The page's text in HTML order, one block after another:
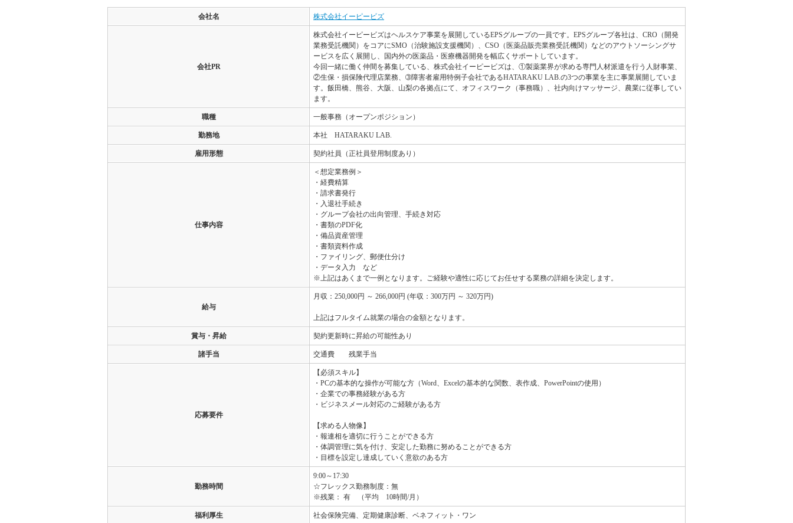
会社名 株式会社イーピービズ
会社PR
株式会社イーピービズはヘルスケア事業を展開しているEPSグループの一員です。EPSグループ各社は、CRO（開発
業務受託機関）をコアにSMO（治験施設支援機関）、CSO（医薬品販売業務受託機関）などのアウトソーシングサ
ービスを広く展開し、国内外の医薬品・医療機器開発を幅広くサポートしています。
今回一緒に働く仲間を募集している、株式会社イーピービズは、①製薬業界が求める専門人材派遣を行う人財事業、
②生保・損保険代理店業務、➂障害者雇用特例子会社であるHATARAKU LAB.の3つの事業を主に事業展開していま
す。飯田橋、熊谷、大阪、山梨の各拠点にて、オフィスワーク（事務職）、社内向けマッサージ、農業に従事してい
ます。
職種 一般事務（オープンポジション）
勤務地 本社 HATARAKU LAB.
雇用形態 契約社員（正社員登用制度あり）
仕事内容
＜想定業務例＞
・経費精算
・請求書発行
・入退社手続き
・グループ会社の出向管理、手続き対応
・書類のPDF化
・備品資産管理
・書類資料作成
・ファイリング、郵便仕分け
・データ入力 など
※上記はあくまで一例となります。ご経験や適性に応じてお任せする業務の詳細を決定します。
給与
月収：250,000円 ～ 266,000円 (年収：300万円 ～ 320万円)
上記はフルタイム就業の場合の金額となります。
賞与・昇給 契約更新時に昇給の可能性あり
諸手当 交通費 残業手当
応募要件
【必須スキル】
・PCの基本的な操作が可能な方（Word、Excelの基本的な関数、表作成、PowerPointの使用）
・企業での事務経験がある方
・ビジネスメール対応のご経験がある方
【求める人物像】
・報連相を適切に行うことができる方
・体調管理に気を付け、安定した勤務に努めることができる方
・目標を設定し達成していく意欲のある方
勤務時間
9:00～17:30
☆フレックス勤務制度：無
※残業： 有 （平均 10時間/月）
福利厚生 社会保険完備、定期健康診断、ベネフィット・ワン